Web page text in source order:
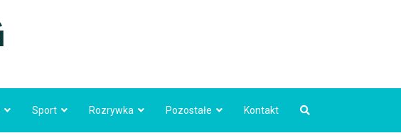
Sport Rozrywka Pozostałe Kontakt